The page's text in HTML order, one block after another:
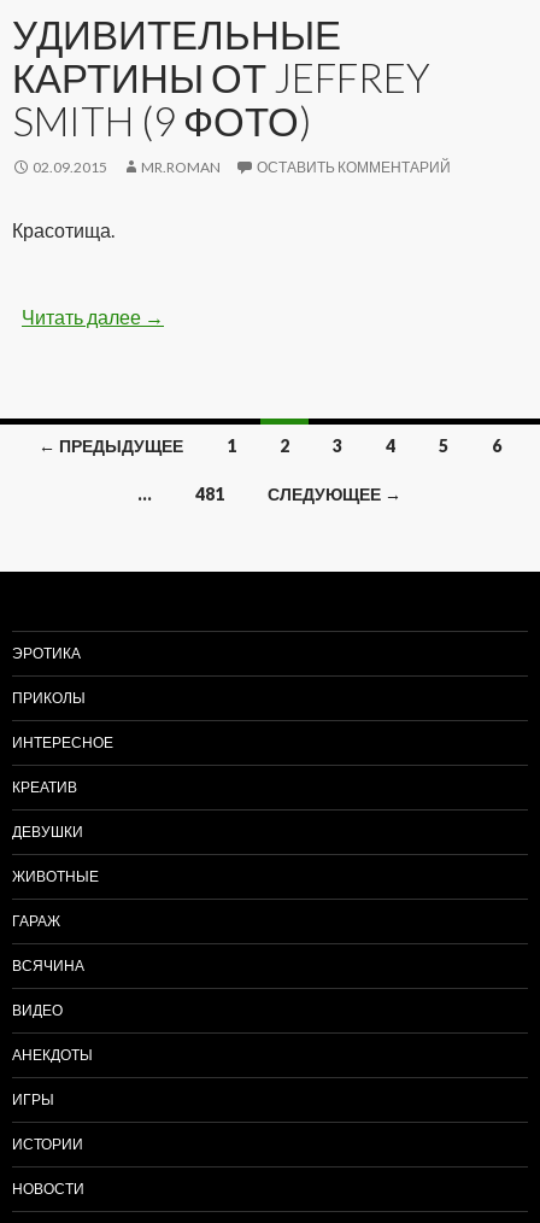
УДИВИТЕЛЬНЫЕ
КАРТИНЫ ОТ JEFFREY
SMITH (9 ФОТО)
02.09.2015 MR.ROMAN ОСТАВИТЬ КОММЕНТАРИЙ
Красотища.
Читать далее Удивительные картины от Jeffrey Smith (9
→
Навигация
записям
← ПРЕДЫДУЩЕЕ 1 2 3 4 5 6
… 481 СЛЕДУЮЩЕЕ →
ЭРОТИКА
ПРИКОЛЫ
ИНТЕРЕСНОЕ
КРЕАТИВ
ДЕВУШКИ
ЖИВОТНЫЕ
ГАРАЖ
ВСЯЧИНА
ВИДЕО
АНЕКДОТЫ
ИГРЫ
ИСТОРИИ
НОВОСТИ